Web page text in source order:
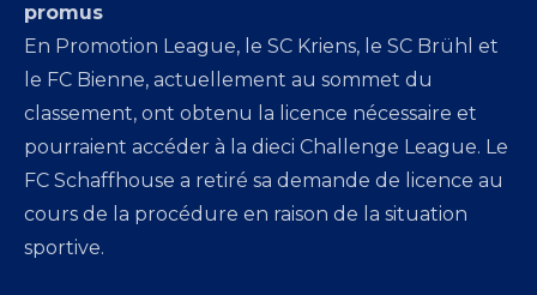
promus
En Promotion League, le SC Kriens, le SC Brühl et
le FC Bienne, actuellement au sommet du
classement, ont obtenu la licence nécessaire et
pourraient accéder à la dieci Challenge League. Le
FC Schaffhouse a retiré sa demande de licence au
cours de la procédure en raison de la situation
sportive.